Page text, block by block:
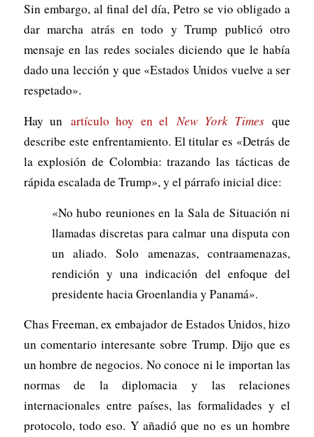
Sin embargo, al final del día, Petro se vio obligado a
dar marcha atrás en todo y Trump publicó otro
mensaje en las redes sociales diciendo que le había
dado una lección y que «Estados Unidos vuelve a ser
respetado».
Hay un artículo hoy en elNew York Timesque
describe este enfrentamiento. El titular es «Detrás de
la explosión de Colombia: trazando las tácticas de
rápida escalada de Trump», y el párrafo inicial dice:
«No hubo reuniones en la Sala de Situación ni
llamadas discretas para calmar una disputa con
un aliado. Solo amenazas, contraamenazas,
rendición y una indicación del enfoque del
presidente hacia Groenlandia y Panamá».
Chas Freeman, ex embajador de Estados Unidos, hizo
un comentario interesante sobre Trump. Dijo que es
un hombre de negocios. No conoce ni le importan las
normas de la diplomacia y las relaciones
internacionales entre países, las formalidades y el
protocolo, todo eso. Y añadió que no es un hombre